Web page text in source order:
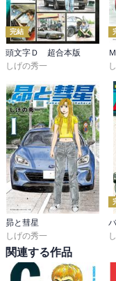
「このクルマの本当の限
とハチゴーの運転席に乗
さくっと追い抜いた拓
助手席で目の当たりにし
クルマの性能じゃない、
走りができるってわかっ
大事に乗るよ、と言って
自販機の前で真夜中に
き。
中里は好きだが慎吾は嫌
拓海に捻り潰されるのが
完結
頭文字Ｄ 超合本版
しげの秀一
昴と彗星
しげの秀一
関連する作品